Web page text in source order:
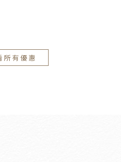
所有優惠